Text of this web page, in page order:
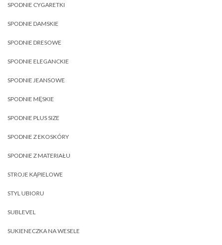
SPODNIE CYGARETKI
SPODNIE DAMSKIE
SPODNIE DRESOWE
SPODNIE ELEGANCKIE
SPODNIE JEANSOWE
SPODNIE MĘSKIE
SPODNIE PLUS SIZE
SPODNIE Z EKOSKÓRY
SPODNIE Z MATERIAŁU
STROJE KĄPIELOWE
STYL UBIORU
SUBLEVEL
SUKIENECZKA NA WESELE